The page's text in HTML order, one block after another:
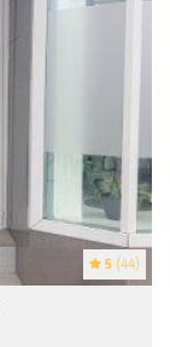
5 (44)